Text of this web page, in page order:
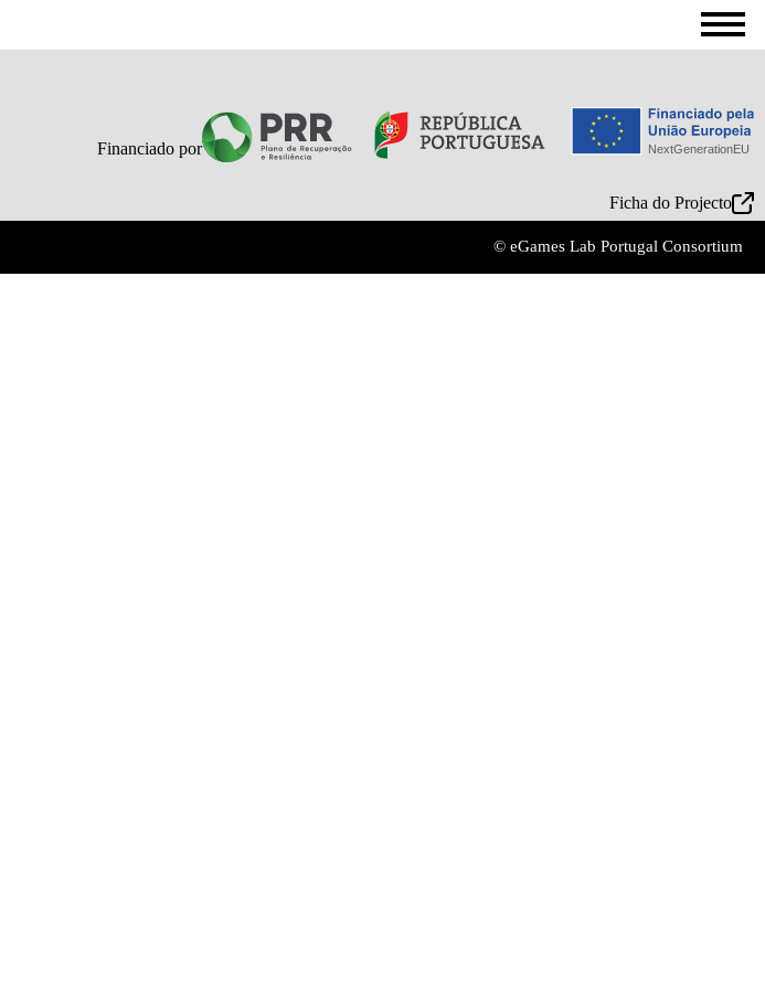
Financiado por
Ficha do Projecto
© eGames Lab Portugal Consortium